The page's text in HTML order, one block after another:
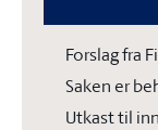
Forslag fra
Saken er
Utkast til